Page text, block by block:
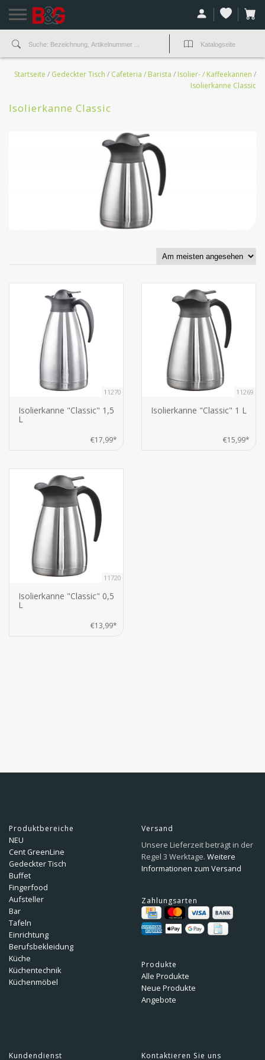
Startseite / Gedeckter Tisch / Cafeteria / Barista / Isolier- / Kaffeekannen /
Isolierkanne Classic
Isolierkanne Classic
11270
Isolierkanne "Classic" 1,5
L
€17,99*
11269
Isolierkanne "Classic" 1 L
€15,99*
11720
Isolierkanne "Classic" 0,5
L
€13,99*
Produktbereiche
NEU
Cent GreenLine
Gedeckter Tisch
Buffet
Fingerfood
Aufsteller
Bar
Tafeln
Einrichtung
Berufsbekleidung
Küche
Küchentechnik
Küchenmöbel
Versand
Unsere Lieferzeit beträgt in der
Regel 3 Werktage. Weitere
Informationen zum Versand
Zahlungsarten
Produkte
Alle Produkte
Neue Produkte
Angebote
Kundendienst Kontaktieren Sie uns